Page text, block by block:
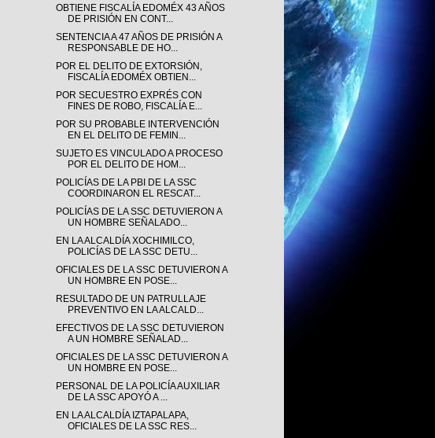
OBTIENE FISCALÍA EDOMÉX 43 AÑOS
DE PRISIÓN EN CONT...
SENTENCIA A 47 AÑOS DE PRISIÓN A
RESPONSABLE DE HO...
POR EL DELITO DE EXTORSIÓN,
FISCALÍA EDOMÉX OBTIEN...
POR SECUESTRO EXPRÉS CON
FINES DE ROBO, FISCALÍA E...
POR SU PROBABLE INTERVENCIÓN
EN EL DELITO DE FEMIN...
SUJETO ES VINCULADO A PROCESO
POR EL DELITO DE HOM...
POLICÍAS DE LA PBI DE LA SSC
COORDINARON EL RESCAT...
POLICÍAS DE LA SSC DETUVIERON A
UN HOMBRE SEÑALADO...
EN LA ALCALDÍA XOCHIMILCO,
POLICÍAS DE LA SSC DETU...
OFICIALES DE LA SSC DETUVIERON A
UN HOMBRE EN POSE...
RESULTADO DE UN PATRULLAJE
PREVENTIVO EN LA ALCALD...
EFECTIVOS DE LA SSC DETUVIERON
A UN HOMBRE SEÑALAD...
OFICIALES DE LA SSC DETUVIERON A
UN HOMBRE EN POSE...
PERSONAL DE LA POLICÍA AUXILIAR
DE LA SSC APOYÓ A ...
EN LA ALCALDÍA IZTAPALAPA,
OFICIALES DE LA SSC RES...